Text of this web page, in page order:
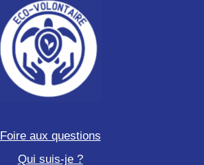
Foire aux questions
Qui suis-je ?